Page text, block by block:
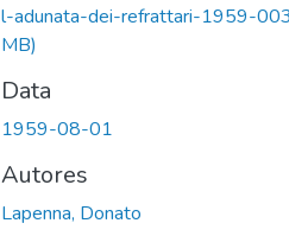
l-adunata-dei-refrattari-1959-
MB)
Data
1959-08-01
Autores
Lapenna, Donato